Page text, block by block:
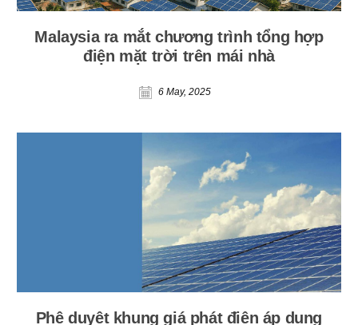
Malaysia ra mắt chương trình tổng hợp
điện mặt trời trên mái nhà
6 May, 2025
Phê duyệt khung giá phát điện áp dụng